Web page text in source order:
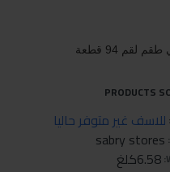
لقم 94 قطعة
للاسف غير متوفر حاليا
sabry stores
6.58كلغ
PRODUCTS